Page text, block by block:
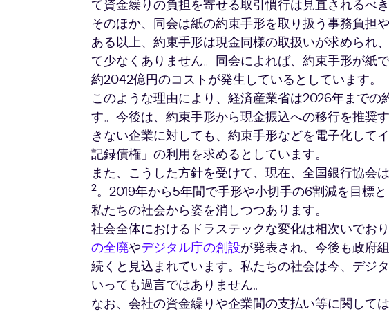
て資金繰りの負担を寄せる取引慣行は見直されるべき
そのほか、同会は紙の約束手形を取り扱う事務負担
ある以上、約束手形は現金同様の取扱いが求められ
て少なくありません。同会によれば、約束手形が紙
約2042億円のコストが発生しているとしています。
このような理由により、経済産業省は2026年までの
す。今後は、約束手形から現金振込への移行を推奨
きない企業に対しても、約束手形などを電子化して
記録債権」の利用を求めるとしています。
また、こうした方針を受けて、現在、全国銀行協会
2。2019年から5年間で手形や小切手の6割減を目標
私たちの社会から姿を消しつつあります。
社会全体におけるドラステックな変化は相次いでお
の全廃やデジタル庁の創設が発表され、今後も政府
続くと見込まれています。私たちの社会は今、デジ
いっても過言ではありません。
なお、会社の資金繰りや企業間の支払い等に関して